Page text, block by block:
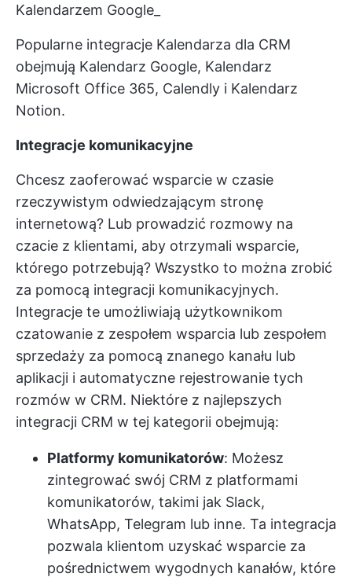
Kalendarzem Google_
Popularne integracje Kalendarza dla CRM
obejmują Kalendarz Google, Kalendarz
Microsoft Office 365, Calendly i Kalendarz
Notion.
Integracje komunikacyjne
Chcesz zaoferować wsparcie w czasie
rzeczywistym odwiedzającym stronę
internetową? Lub prowadzić rozmowy na
czacie z klientami, aby otrzymali wsparcie,
którego potrzebują? Wszystko to można zrobić
za pomocą integracji komunikacyjnych.
Integracje te umożliwiają użytkownikom
czatowanie z zespołem wsparcia lub zespołem
sprzedaży za pomocą znanego kanału lub
aplikacji i automatyczne rejestrowanie tych
rozmów w CRM. Niektóre z najlepszych
integracji CRM w tej kategorii obejmują:
Platformy komunikatorów: Możesz
zintegrować swój CRM z platformami
komunikatorów, takimi jak Slack,
WhatsApp, Telegram lub inne. Ta integracja
pozwala klientom uzyskać wsparcie za
pośrednictwem wygodnych kanałów, które